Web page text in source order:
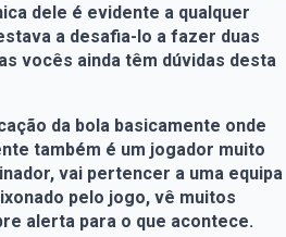
dele é evidente a qualquer
a desafia-lo a fazer duas
vocês ainda têm dúvidas desta
da bola basicamente onde
também é um jogador muito
vai pertencer a uma equipa
pelo jogo, vê muitos
alerta para o que acontece.